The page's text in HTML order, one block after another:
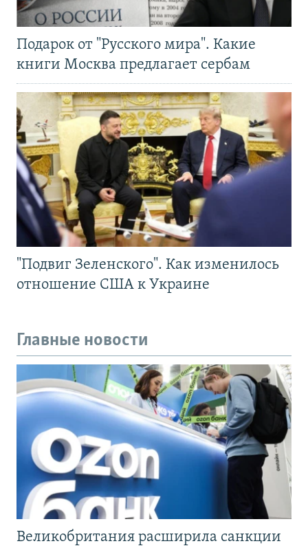
Подарок от "Русского мира". Какие
книги Москва предлагает сербам
"Подвиг Зеленского". Как изменилось
отношение США к Украине
Главные новости
Великобритания расширила санкции